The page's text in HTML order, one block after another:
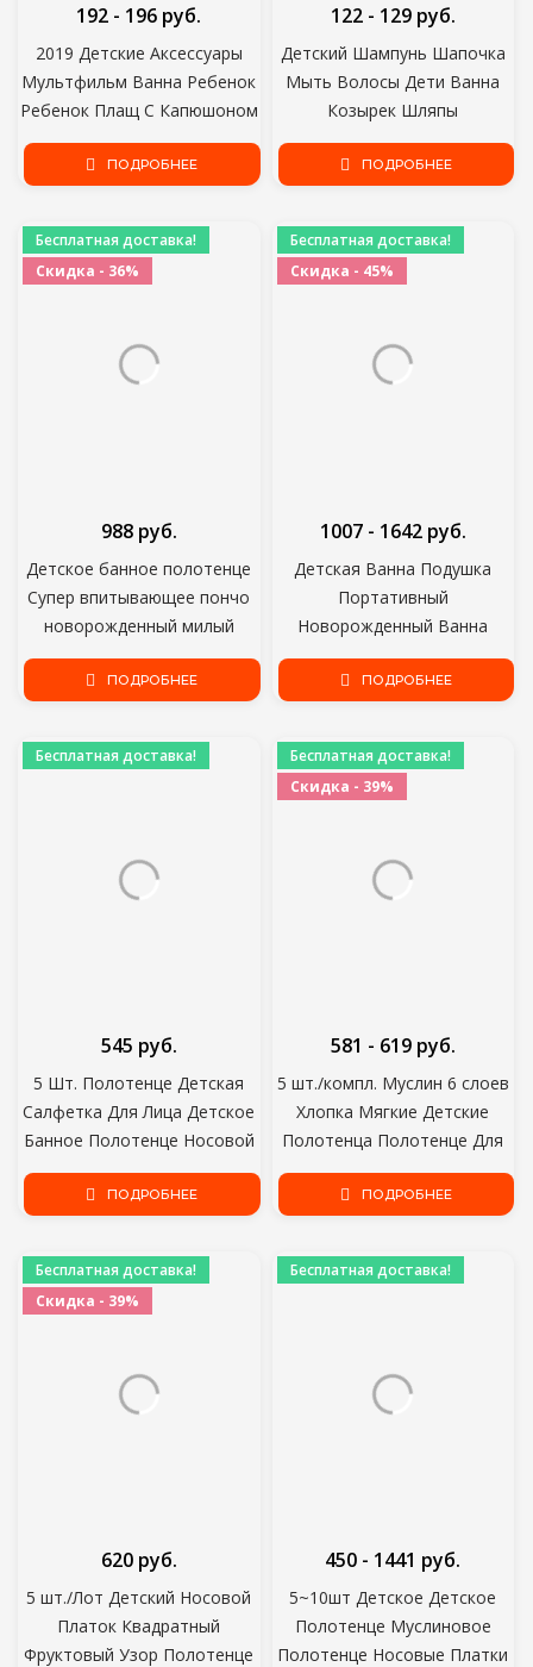
2019 Детские Аксессуары
Мультфильм Ванна Ребенок
Ребенок Плащ С Капюшоном
Халат Полотенце Хлопок
Пляжное Полотенце Детские
Полотенце
192 - 196 руб.
ПОДРОБНЕЕ
Детский Шампунь Шапочка
Мыть Волосы Дети Ванна
Козырек Шляпы
Регулируемый Щит
Водонепроницаемый Защита
Младенец
122 - 129 руб.
ПОДРОБНЕЕ
Бесплатная доставка!
Скидка - 36%
Детское банное полотенце
Супер впитывающее пончо
новорожденный милый
мультфильм вышитое
полотенце с капюшоном
быстросохнущий халат
полотенце
988 руб.
ПОДРОБНЕЕ
Бесплатная доставка!
Скидка - 45%
Детская Ванна Подушка
Портативный
Новорожденный Ванна
Противоскользящая
Подушка Сиденье
Купальщицы Ванна Коврик
Душ Поддержка Коврик
Безопасности
1007 - 1642 руб.
ПОДРОБНЕЕ
Бесплатная доставка!
5 Шт. Полотенце Детская
Салфетка Для Лица Детское
Банное Полотенце Носовой
Платок Хлопок Отрыжка
Ткань Мягкая
Детский Сад Мочалка
545 руб.
ПОДРОБНЕЕ
Бесплатная доставка!
Скидка - 39%
5 шт./компл. Муслин 6 слоев
Хлопка Мягкие Детские
Полотенца Полотенце Для
Лица Носовой Платок
Купание Кормление Лицо
ткани Вещи
581 - 619 руб.
ПОДРОБНЕЕ
Бесплатная доставка!
Скидка - 39%
5 шт./Лот Детский Носовой
Платок Квадратный
Фруктовый Узор Полотенце
620 руб.
Бесплатная доставка!
5~10шт Детское Детское
Полотенце Муслиновое
Полотенце Носовые Платки
450 - 1441 руб.